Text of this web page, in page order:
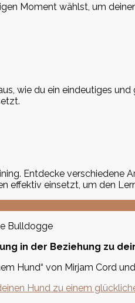
Moment wählst, um
wie du ein eindeutiges
Entdecke verschiedene
effektiv einsetzt, um den
in der Beziehung zu
Hund“ von Mirjam Cord
Hund zu einem